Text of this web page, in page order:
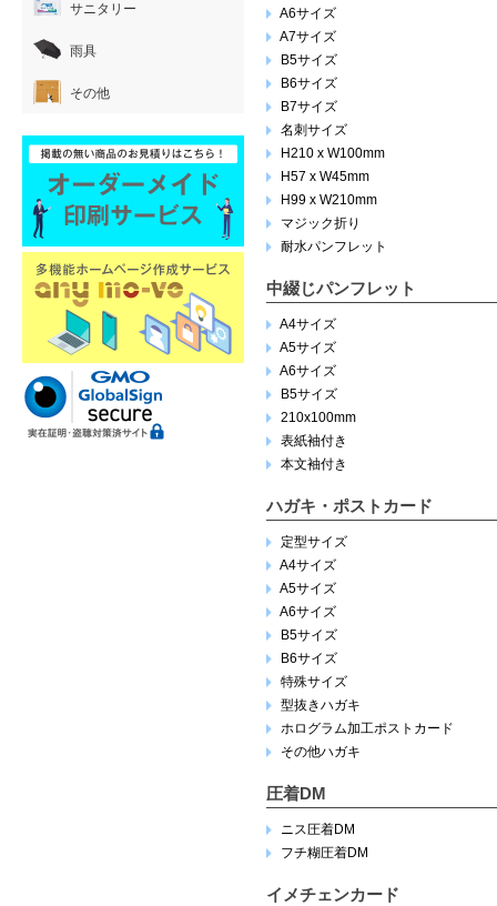
A6サイズ
A7サイズ
B5サイズ
B6サイズ
B7サイズ
名刺サイズ
H210 x W100mm
H57 x W45mm
H99 x W210mm
マジック折り
耐水パンフレット
中綴じパンフレット
A4サイズ
A5サイズ
A6サイズ
B5サイズ
210x100mm
表紙袖付き
本文袖付き
ハガキ・ポストカード
定型サイズ
A4サイズ
A5サイズ
A6サイズ
B5サイズ
B6サイズ
特殊サイズ
型抜きハガキ
ホログラム加工ポストカード
その他ハガキ
圧着DM
ニス圧着DM
フチ糊圧着DM
イメチェンカード
サニタリー
雨具
その他